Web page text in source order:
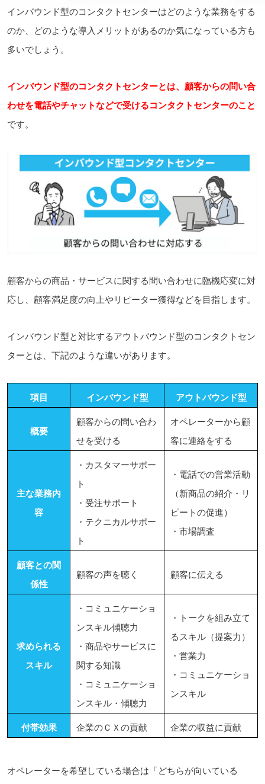
インバウンド型のコンタクトセンターはどのような業務をする
のか、どのような導入メリットがあるのか気になっている方も
多いでしょう。
インバウンド型のコンタクトセンターとは、顧客からの問い合
わせを電話やチャットなどで受けるコンタクトセンターのこと
です。
顧客からの商品・サービスに関する問い合わせに臨機応変に対
応し、顧客満足度の向上やリピーター獲得などを目指します。
インバウンド型と対比するアウトバウンド型のコンタクトセン
ターとは、下記のような違いがあります。
項目 インバウンド型 アウトバウンド型
概要
顧客からの問い合わ
せを受ける
オペレーターから顧
客に連絡をする
主な業務内
容
・カスタマーサポー
ト
・受注サポート
・テクニカルサポー
ト
・電話での営業活動
（新商品の紹介・リ
ピートの促進）
・市場調査
顧客との関
係性
顧客の声を聴く 顧客に伝える
求められる
スキル
・コミュニケーショ
ンスキル傾聴力
・商品やサービスに
関する知識
・コミュニケーショ
ンスキル・傾聴力
・トークを組み立て
るスキル（提案力）
・営業力
・コミュニケーショ
ンスキル
付帯効果 企業のＣＸの貢献 企業の収益に貢献
オペレーターを希望している場合は「どちらが向いている